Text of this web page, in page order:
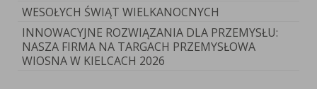
WESOŁYCH ŚWIĄT WIELKANOCNYCH
INNOWACYJNE ROZWIĄZANIA DLA PRZEMYSŁU:
NASZA FIRMA NA TARGACH PRZEMYSŁOWA
WIOSNA W KIELCACH 2026